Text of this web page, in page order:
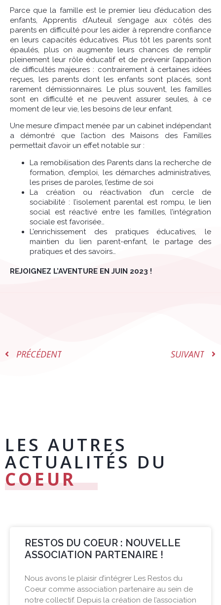
Parce que la famille est le premier lieu d’éducation des
enfants, Apprentis d’Auteuil s’engage aux côtés des
parents en difficulté pour les aider à reprendre confiance
en leurs capacités éducatives. Plus tôt les parents sont
épaulés, plus on augmente leurs chances de remplir
pleinement leur rôle éducatif et de prévenir l’apparition
de difficultés majeures : contrairement à certaines idées
reçues, les parents dont les enfants sont placés, sont
rarement démissionnaires. Le plus souvent, les familles
sont en difficulté et ne peuvent assurer seules, à ce
moment de leur vie, les besoins de leur enfant.
Une mesure d’impact menée par un cabinet indépendant
a démontré que l’action des Maisons des Familles
permettait d’avoir un effet notable sur :
La remobilisation des Parents dans la recherche de
formation, d’emploi, les démarches administratives,
les prises de paroles, l’estime de soi
La création ou réactivation d’un cercle de
sociabilité : l’isolement parental est rompu, le lien
social est réactivé entre les familles, l’intégration
sociale est favorisée…
L’enrichissement des pratiques éducatives, le
maintien du lien parent-enfant, le partage des
pratiques et des savoirs…
REJOIGNEZ L’AVENTURE EN JUIN 2023 !
PRÉCÉDENT SUIVANT
LES AUTRES
ACTUALITÉS DU
COEUR
RESTOS DU COEUR : NOUVELLE
ASSOCIATION PARTENAIRE !
Nous avons le plaisir d’intégrer Les Restos du
Coeur comme association partenaire au sein de
notre collectif. Depuis la création de l’association